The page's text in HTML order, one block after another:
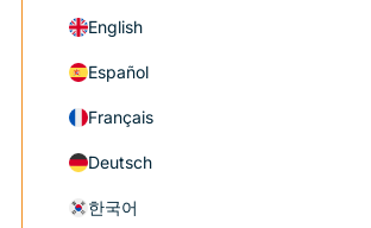
English
Español
Français
Deutsch
한국어